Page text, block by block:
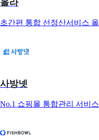
올라
초간편 통합 선정산서비스
사방넷
No.1 쇼핑몰 통합관리 서비스